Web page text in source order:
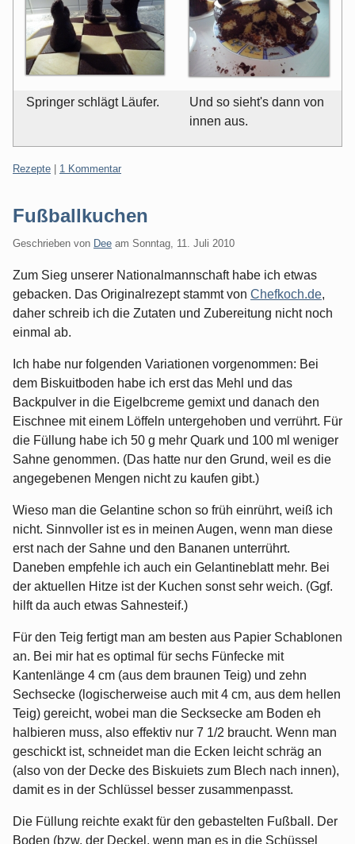
Springer schlägt Läufer.
Und so sieht's dann von
innen aus.
Kategorien:
Rezepte 1 Kommentar
Fußballkuchen
Geschrieben von Dee am Sonntag, 11. Juli 2010
Zum Sieg unserer Nationalmannschaft habe ich etwas
gebacken. Das Originalrezept stammt von Chefkoch.de,
daher schreib ich die Zutaten und Zubereitung nicht noch
einmal ab.
Ich habe nur folgenden Variationen vorgenommen: Bei
dem Biskuitboden habe ich erst das Mehl und das
Backpulver in die Eigelbcreme gemixt und danach den
Eischnee mit einem Löffeln untergehoben und verrührt. Für
die Füllung habe ich 50 g mehr Quark und 100 ml weniger
Sahne genommen. (Das hatte nur den Grund, weil es die
angegebenen Mengen nicht zu kaufen gibt.)
Wieso man die Gelantine schon so früh einrührt, weiß ich
nicht. Sinnvoller ist es in meinen Augen, wenn man diese
erst nach der Sahne und den Bananen unterrührt.
Daneben empfehle ich auch ein Gelantineblatt mehr. Bei
der aktuellen Hitze ist der Kuchen sonst sehr weich. (Ggf.
hilft da auch etwas Sahnesteif.)
Für den Teig fertigt man am besten aus Papier Schablonen
an. Bei mir hat es optimal für sechs Fünfecke mit
Kantenlänge 4 cm (aus dem braunen Teig) und zehn
Sechsecke (logischerweise auch mit 4 cm, aus dem hellen
Teig) gereicht, wobei man die Secksecke am Boden eh
halbieren muss, also effektiv nur 7 1/2 braucht. Wenn man
geschickt ist, schneidet man die Ecken leicht schräg an
(also von der Decke des Biskuiets zum Blech nach innen),
damit es in der Schlüssel besser zusammenpasst.
Die Füllung reichte exakt für den gebastelten Fußball. Der
Boden (bzw. der Deckel, wenn man es in die Schüssel